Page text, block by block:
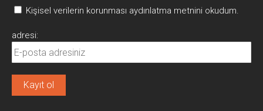
Kişisel verilerin korunması aydınlatma metnini okudum.
adresi: